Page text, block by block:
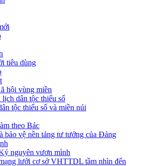
tiêu dùng
hội vùng miền
dân tộc thiểu số
tộc thiểu số và miền núi
theo Bác
bảo vệ nền tảng tư tưởng của Đảng
nguyên vươn mình
lưới cơ sở VHTTDL tầm nhìn đến